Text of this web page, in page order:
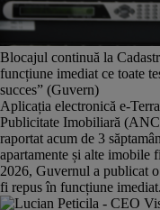
Blocajul continuă la
funcțiune imediat ce toate
succes” (Guvern)
Aplicația electronică e-
Publicitate Imobiliară
raportat acum de 3
apartamente și alte imobile
2026, Guvernul a publicat
fi repus în funcțiune